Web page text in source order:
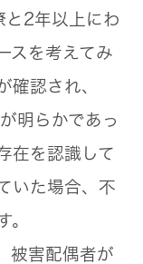
と2年以上にわ
スを考えてみ
確認され、
明らかであっ
在を認識して
いた場合、不
。
被害配偶者が